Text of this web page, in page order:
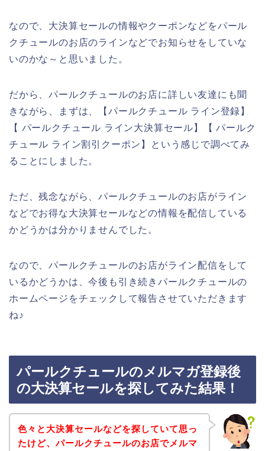
なので、大決算セールの情報やクーポンなどをパール
クチュールのお店のラインなどでお知らせをしていな
いのかな～と思いました。
だから、パールクチュールのお店に詳しい友達にも聞
きながら、まずは、【パールクチュール ライン登録】
【 パールクチュール ライン大決算セール】【 パールク
チュール ライン割引クーポン】という感じで調べてみ
ることにしました。
ただ、残念ながら、パールクチュールのお店がライン
などでお得な大決算セールなどの情報を配信している
かどうかは分かりませんでした。
なので、パールクチュールのお店がライン配信をして
いるかどうかは、今後も引き続きパールクチュールの
ホームページをチェックして報告させていただきます
ね♪
パールクチュールのメルマガ登録後
の大決算セールを探してみた結果！
色々と大決算セールなどを探していて思っ
たけど、パールクチュールのお店でメルマ